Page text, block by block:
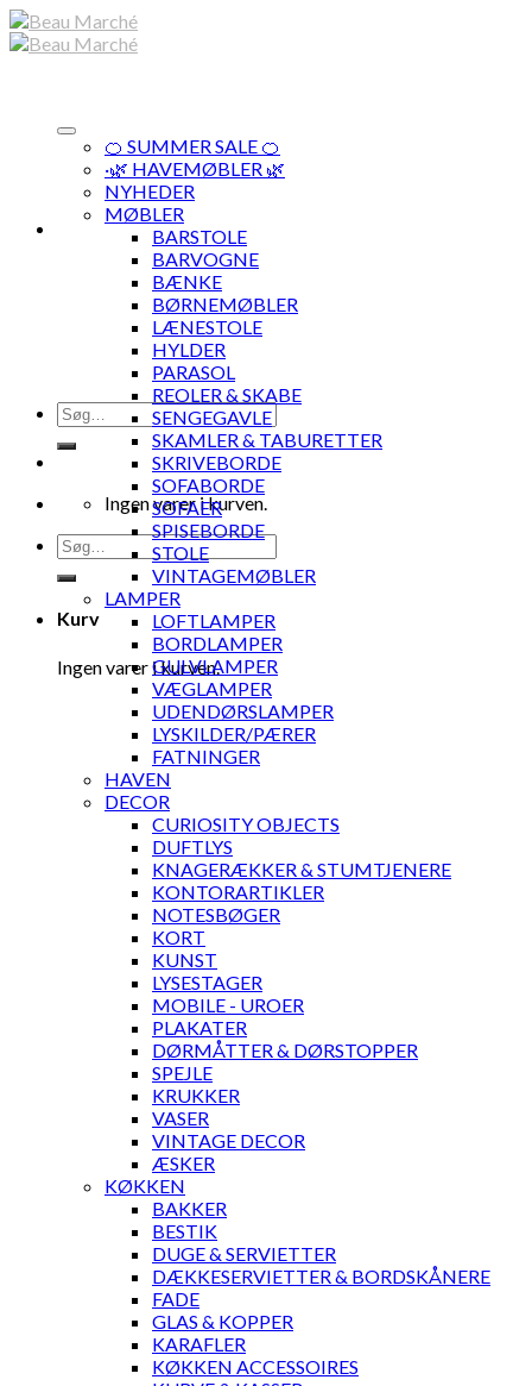
Skip
to
Søg
efter:
Ingen varer i kurven.
Søg
efter:
Kurv
Ingen varer i kurven.
🍊 SUMMER SALE 🍊
·🌿 HAVEMØBLER 🌿
NYHEDER
MØBLER
BARSTOLE
BARVOGNE
BÆNKE
BØRNEMØBLER
LÆNESTOLE
HYLDER
PARASOL
REOLER & SKABE
SENGEGAVLE
SKAMLER & TABURETTER
SKRIVEBORDE
SOFABORDE
SOFAER
SPISEBORDE
STOLE
VINTAGEMØBLER
LAMPER
LOFTLAMPER
BORDLAMPER
GULVLAMPER
VÆGLAMPER
UDENDØRSLAMPER
LYSKILDER/PÆRER
FATNINGER
HAVEN
DECOR
CURIOSITY OBJECTS
DUFTLYS
KNAGERÆKKER & STUMTJENERE
KONTORARTIKLER
NOTESBØGER
KORT
KUNST
LYSESTAGER
MOBILE - UROER
PLAKATER
DØRMÅTTER & DØRSTOPPER
SPEJLE
KRUKKER
VASER
VINTAGE DECOR
ÆSKER
KØKKEN
BAKKER
BESTIK
DUGE & SERVIETTER
DÆKKESERVIETTER & BORDSKÅNERE
FADE
GLAS & KOPPER
KARAFLER
KØKKEN ACCESSOIRES